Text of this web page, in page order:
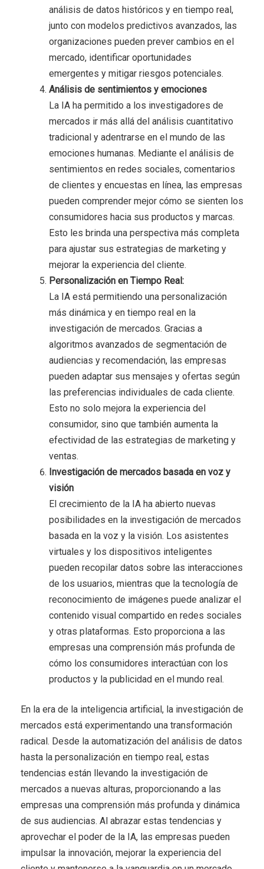
análisis de datos históricos y en tiempo real,
junto con modelos predictivos avanzados, las
organizaciones pueden prever cambios en el
mercado, identificar oportunidades
emergentes y mitigar riesgos potenciales.
Análisis de sentimientos y emociones
La IA ha permitido a los investigadores de
mercados ir más allá del análisis cuantitativo
tradicional y adentrarse en el mundo de las
emociones humanas. Mediante el análisis de
sentimientos en redes sociales, comentarios
de clientes y encuestas en línea, las empresas
pueden comprender mejor cómo se sienten los
consumidores hacia sus productos y marcas.
Esto les brinda una perspectiva más completa
para ajustar sus estrategias de marketing y
mejorar la experiencia del cliente.
Personalización en Tiempo Real:
La IA está permitiendo una personalización
más dinámica y en tiempo real en la
investigación de mercados. Gracias a
algoritmos avanzados de segmentación de
audiencias y recomendación, las empresas
pueden adaptar sus mensajes y ofertas según
las preferencias individuales de cada cliente.
Esto no solo mejora la experiencia del
consumidor, sino que también aumenta la
efectividad de las estrategias de marketing y
ventas.
Investigación de mercados basada en voz y
visión
El crecimiento de la IA ha abierto nuevas
posibilidades en la investigación de mercados
basada en la voz y la visión. Los asistentes
virtuales y los dispositivos inteligentes
pueden recopilar datos sobre las interacciones
de los usuarios, mientras que la tecnología de
reconocimiento de imágenes puede analizar el
contenido visual compartido en redes sociales
y otras plataformas. Esto proporciona a las
empresas una comprensión más profunda de
cómo los consumidores interactúan con los
productos y la publicidad en el mundo real.
En la era de la inteligencia artificial, la investigación de
mercados está experimentando una transformación
radical. Desde la automatización del análisis de datos
hasta la personalización en tiempo real, estas
tendencias están llevando la investigación de
mercados a nuevas alturas, proporcionando a las
empresas una comprensión más profunda y dinámica
de sus audiencias. Al abrazar estas tendencias y
aprovechar el poder de la IA, las empresas pueden
impulsar la innovación, mejorar la experiencia del